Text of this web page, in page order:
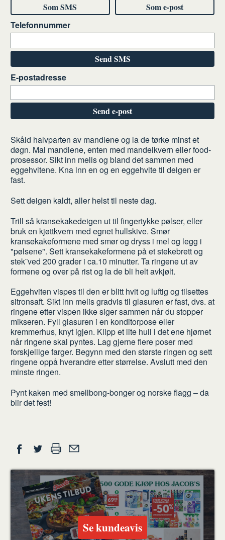
Som SMS
Som e-post
Telefonnummer
Send SMS
E-postadresse
Send e-post
Slik
gjør
du
Skåld halvparten av mandlene og la de tørke minst et
døgn. Mal mandlene, enten med mandelkvern eller food-
prosessor. Sikt inn melis og bland det sammen med
eggehvitene. Kna inn en og en eggehvite til deigen er
fast.
Sett deigen kaldt, aller helst til neste dag.
Trill så kransekakedeigen ut til fingertykke pølser, eller
bruk en kjøttkvern med egnet hullskive. Smør
kransekakeformene med smør og dryss i mel og legg i
"pølsene". Sett kransekakeformene på et stekebrett og
stek¨ved 200 grader i ca.10 minutter. Ta ringene ut av
formene og over på rist og la de bli helt avkjølt.
Eggehviten vispes til den er blitt hvit og luftig og tilsettes
sitronsaft. Sikt inn melis gradvis til glasuren er fast, dvs. at
ringene etter vispen ikke siger sammen når du stopper
mikseren. Fyll glasuren i en konditorpose eller
kremmerhus, knyt igjen. Klipp et lite hull i det ene hjørnet
når ringene skal pyntes. Lag gjerne flere poser med
forskjellige farger. Begynn med den største ringen og sett
ringene oppå hverandre etter størrelse. Avslutt med den
minste ringen.
Pynt kaken med smellbong-bonger og norske flagg – da
blir det fest!
Del
på
Facebook
på
Twitter
ut en
venn
Se kundeavis